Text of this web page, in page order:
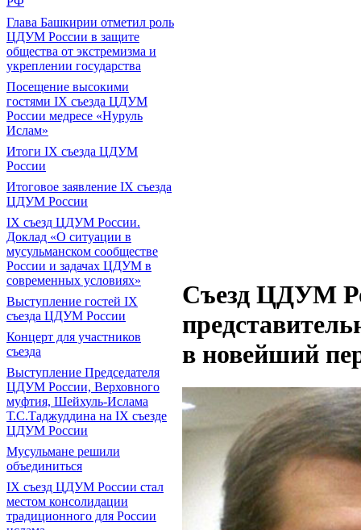
Глава Башкирии отметил роль
ЦДУМ России в защите
общества от экстремизма и
укреплении государства
Посещение высокими
гостями IX съезда ЦДУМ
России медресе «Нуруль
Ислам»
Итоги IX cъезда ЦДУМ
России
Итоговое заявление IX съезда
ЦДУМ России
IX съезд ЦДУМ России.
Доклад «О ситуации в
мусульманском сообществе
России и задачах ЦДУМ в
современных условиях»
Выступление гостей IX
съезда ЦДУМ России
Концерт для участников
съезда
Выступление Председателя
ЦДУМ России, Верховного
муфтия, Шейхуль-Ислама
Т.С.Таджуддина на IX съезде
ЦДУМ России
Мусульмане решили
объединиться
IX съезд ЦДУМ России стал
местом консолидации
традиционного для России
Съезд ЦДУМ
в новейший